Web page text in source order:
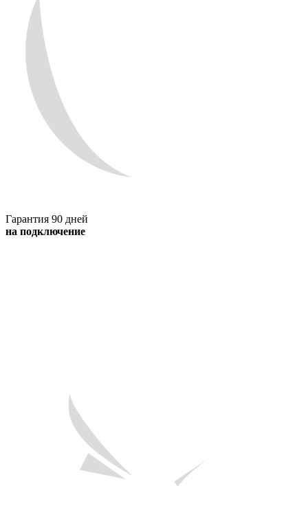
Гарантия 90 дней
на подключение